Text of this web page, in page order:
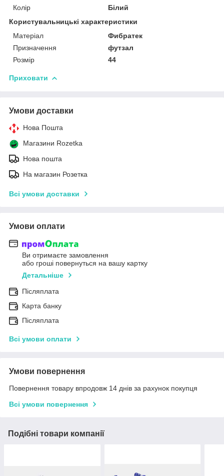
Колір
Білий
Користувальницькі характеристики
Матеріал
Фибратек
Призначення
футзал
Розмір
44
Приховати
Умови доставки
Нова Пошта
Магазини Rozetka
Нова пошта
На магазин Розетка
Всі умови доставки
Умови оплати
Ви отримаєте замовлення
або гроші повернуться на вашу картку
Детальніше
Післяплата
Карта банку
Післяплата
Всі умови оплати
Умови повернення
Повернення товару впродовж 14 днів за рахунок покупця
Всі умови повернення
Подібні товари компанії